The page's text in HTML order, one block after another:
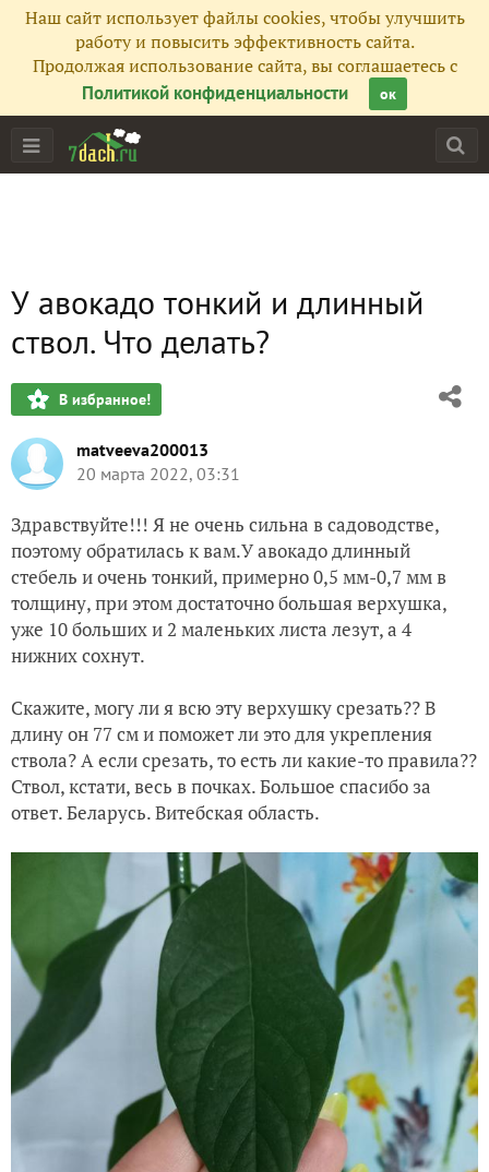
Наш сайт использует файлы cookies, чтобы улучшить
работу и повысить эффективность сайта.
Продолжая использование сайта, вы соглашаетесь с
Политикой конфиденциальности
ок
У авокадо тонкий и длинный
ствол. Что делать?
В избранное!
matveeva200013
20 марта 2022, 03:31
Здравствуйте!!! Я не очень сильна в садоводстве,
поэтому обратилась к вам.У авокадо длинный
стебель и очень тонкий, примерно 0,5 мм-0,7 мм в
толщину, при этом достаточно большая верхушка,
уже 10 больших и 2 маленьких листа лезут, а 4
нижних сохнут.
Скажите, могу ли я всю эту верхушку срезать?? В
длину он 77 см и поможет ли это для укрепления
ствола? А если срезать, то есть ли какие-то правила??
Ствол, кстати, весь в почках. Большое спасибо за
ответ. Беларусь. Витебская область.